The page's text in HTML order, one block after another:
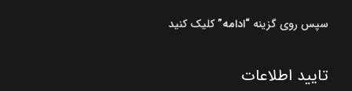
سپس روی گزینه “ادامه”کلیک کنید
تایید اطلاعات